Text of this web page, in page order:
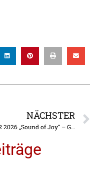
NÄCHSTER
MEHR 2026 „Sound of Joy“ – Gemeinschaft, Glaube und gelebte Nähe zu Christus